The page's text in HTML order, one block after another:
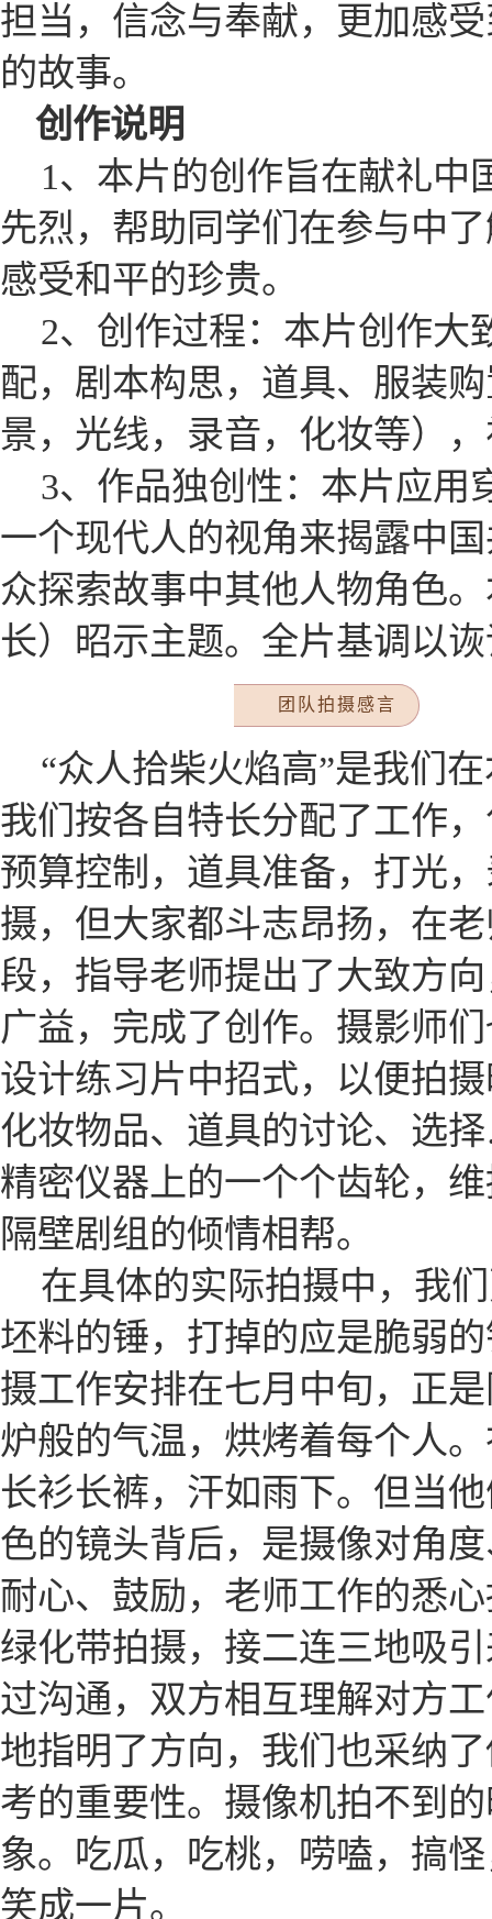
担当，信念与奉献，更加感
的故事。
创作说明
1、本片的创作旨在献礼中
先烈，帮助同学们在参与中
感受和平的珍贵。
2、创作过程：本片创作大
配，剧本构思，道具、服装
景，光线，录音，化妆等）
3、作品独创性：本片应用
一个现代人的视角来揭露中
众探索故事中其他人物角色
长）昭示主题。全片基调以
团队拍摄感言
“众人拾柴火焰高”是我们
我们按各自特长分配了工作
预算控制，道具准备，打光
摄，但大家都斗志昂扬，在
段，指导老师提出了大致方
广益，完成了创作。摄影师
设计练习片中招式，以便拍
化妆物品、道具的讨论、选
精密仪器上的一个个齿轮，
隔壁剧组的倾情相帮。
在具体的实际拍摄中，我
坯料的锤，打掉的应是脆弱
摄工作安排在七月中旬，正
炉般的气温，烘烤着每个人
长衫长裤，汗如雨下。但当
色的镜头背后，是摄像对角
耐心、鼓励，老师工作的悉
绿化带拍摄，接二连三地吸
过沟通，双方相互理解对方
地指明了方向，我们也采纳
考的重要性。摄像机拍不到
象。吃瓜，吃桃，唠嗑，搞
笑成一片。